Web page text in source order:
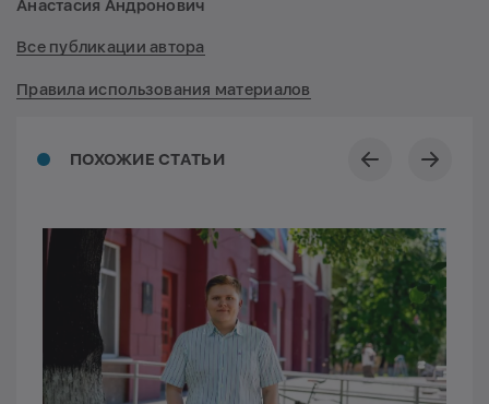
ПОХОЖИЕ СТАТЬИ
Анастасия Андронович
Все публикации автора
Правила использования материалов